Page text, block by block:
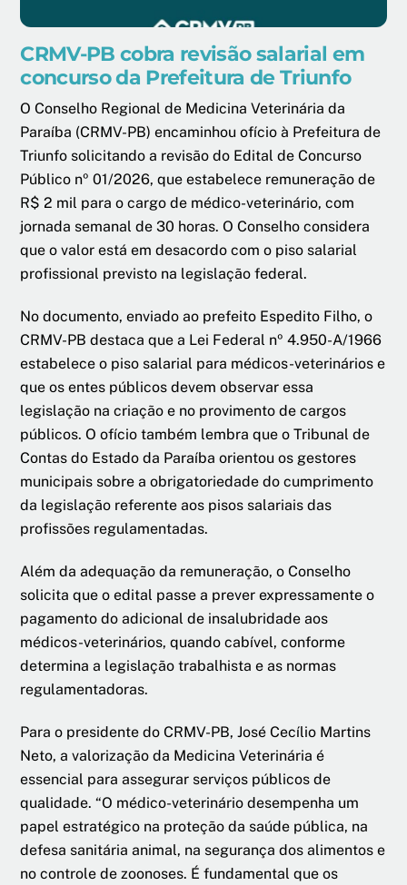
CRMV-PB cobra revisão salarial em
concurso da Prefeitura de Triunfo
O Conselho Regional de Medicina Veterinária da
Paraíba (CRMV-PB) encaminhou ofício à Prefeitura de
Triunfo solicitando a revisão do Edital de Concurso
Público nº 01/2026, que estabelece remuneração de
R$ 2 mil para o cargo de médico-veterinário, com
jornada semanal de 30 horas. O Conselho considera
que o valor está em desacordo com o piso salarial
profissional previsto na legislação federal.
No documento, enviado ao prefeito Espedito Filho, o
CRMV-PB destaca que a Lei Federal nº 4.950-A/1966
estabelece o piso salarial para médicos-veterinários e
que os entes públicos devem observar essa
legislação na criação e no provimento de cargos
públicos. O ofício também lembra que o Tribunal de
Contas do Estado da Paraíba orientou os gestores
municipais sobre a obrigatoriedade do cumprimento
da legislação referente aos pisos salariais das
profissões regulamentadas.
Além da adequação da remuneração, o Conselho
solicita que o edital passe a prever expressamente o
pagamento do adicional de insalubridade aos
médicos-veterinários, quando cabível, conforme
determina a legislação trabalhista e as normas
regulamentadoras.
Para o presidente do CRMV-PB, José Cecílio Martins
Neto, a valorização da Medicina Veterinária é
essencial para assegurar serviços públicos de
qualidade. “O médico-veterinário desempenha um
papel estratégico na proteção da saúde pública, na
defesa sanitária animal, na segurança dos alimentos e
no controle de zoonoses. É fundamental que os